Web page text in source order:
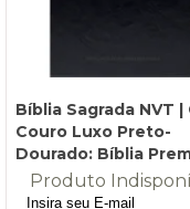
Bíblia Sagrada NVT |
Couro Luxo Preto-
Dourado: Bíblia
Nova Versão
Transformadora
Produto